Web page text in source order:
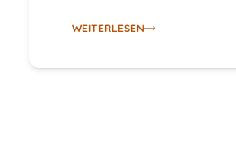
WEITERLESEN